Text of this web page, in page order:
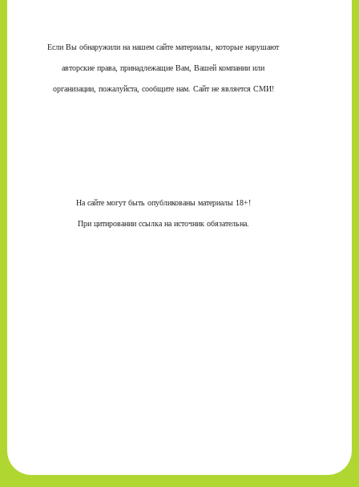
Если Вы обнаружили на нашем сайте материалы, которые нарушают
авторские права, принадлежащие Вам, Вашей компании или
организации, пожалуйста, сообщите нам. Сайт не является СМИ!
На сайте могут быть опубликованы материалы 18+!
При цитировании ссылка на источник обязательна.